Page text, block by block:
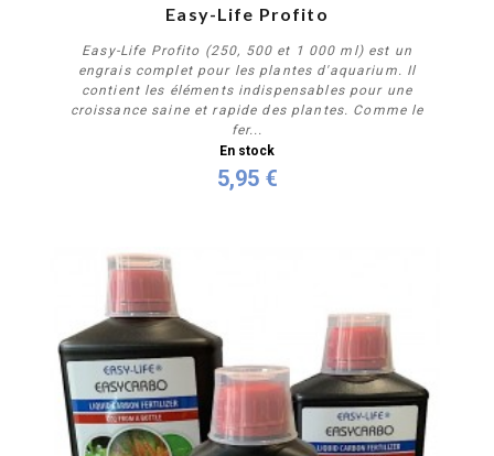
Easy-Life Profito
Easy-Life Profito (250, 500 et 1 000 ml) est un
engrais complet pour les plantes d'aquarium. Il
contient les éléments indispensables pour une
croissance saine et rapide des plantes. Comme le
fer...
En stock
5,95 €